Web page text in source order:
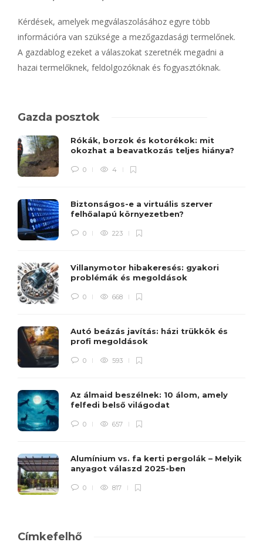
Kérdések, amelyek megválaszolásához egyre több
információra van szüksége a mezőgazdasági termelőnek.
A gazdablog ezeket a válaszokat szeretnék megadni a
hazai termelőknek, feldolgozóknak és fogyasztóknak.
Gazda posztok
Rókák, borzok és kotorékok: mit
okozhat a beavatkozás teljes hiánya?
0 4
Biztonságos-e a virtuális szerver
felhőalapú környezetben?
0 223
Villanymotor hibakeresés: gyakori
problémák és megoldások
0 668
Autó beázás javítás: házi trükkök és
profi megoldások
0 593
Az álmaid beszélnek: 10 álom, amely
felfedi belső világodat
0 657
Alumínium vs. fa kerti pergolák – Melyik
anyagot válaszd 2025-ben
0 817
Címkefelhő